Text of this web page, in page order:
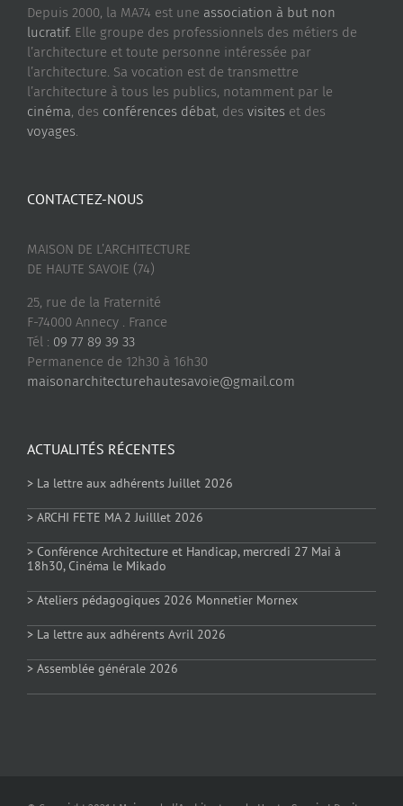
Depuis 2000, la MA74 est une association à but non
lucratif. Elle groupe des professionnels des métiers de
l’architecture et toute personne intéressée par
l’architecture. Sa vocation est de transmettre
l’architecture à tous les publics, notamment par le
cinéma, des conférences débat, des visites et des
voyages.
ACTUALITÉS RÉCENTES
> La lettre aux adhérents Juillet 2026
> ARCHI FETE MA 2 Juilllet 2026
> Conférence Architecture et Handicap, mercredi 27 Mai à
18h30, Cinéma le Mikado
> Ateliers pédagogiques 2026 Monnetier Mornex
> La lettre aux adhérents Avril 2026
> Assemblée générale 2026
CONTACTEZ-NOUS
MAISON DE L’ARCHITECTURE
DE HAUTE SAVOIE (74)
25, rue de la Fraternité
F-74000 Annecy . France
Tél : 09 77 89 39 33
Permanence de 12h30 à 16h30
maisonarchitecturehautesavoie@gmail.com